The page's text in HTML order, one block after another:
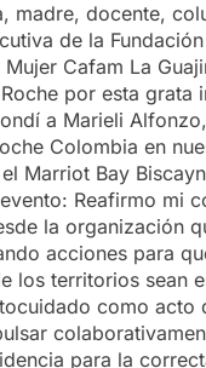
madre, docente,
de la
Cafam La
por esta grata
a Marieli
Colombia en
Marriot Bay
Reafirmo mi
la organización
acciones para
los territorios sean
como acto
para la